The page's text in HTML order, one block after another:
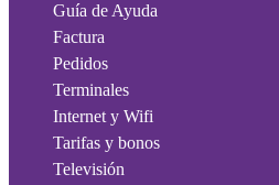
Guía de Ayuda
Factura
Pedidos
Terminales
Internet y Wifi
Tarifas y bonos
Televisión